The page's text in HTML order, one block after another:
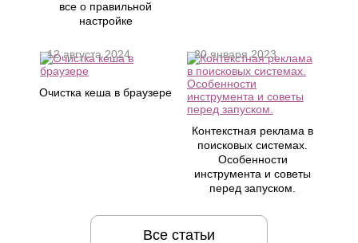
все о правильной
настройке
Очистка кеша в браузере
12 августа 2024
Контекстная реклама в
поисковых системах.
Особенности
инструмента и советы
перед запуском.
20 января 2023
Все статьи